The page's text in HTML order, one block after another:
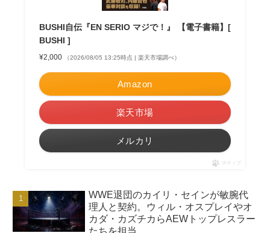
BUSHI自伝『EN SERIO マジで！』 【電子書籍】[
BUSHI ]
¥2,000 （2026/08/05 13:25時点 | 楽天市場調べ）
Amazon
楽天市場
メルカリ
ポチップ
WWE退団のカイリ・セインが敏腕代
理人と契約。ウィル・オスプレイやオ
カダ・カズチカらAEWトップレスラー
たちを担当